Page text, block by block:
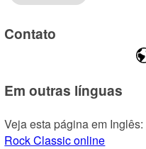
Contato
Em outras línguas
Veja esta página em Inglês:
Rock Classic online